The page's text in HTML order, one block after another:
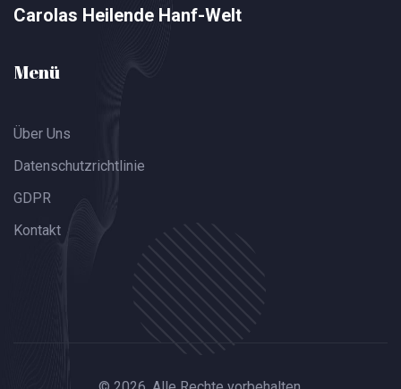
Carolas Heilende Hanf-Welt
Menü
Über Uns
Datenschutzrichtlinie
GDPR
Kontakt